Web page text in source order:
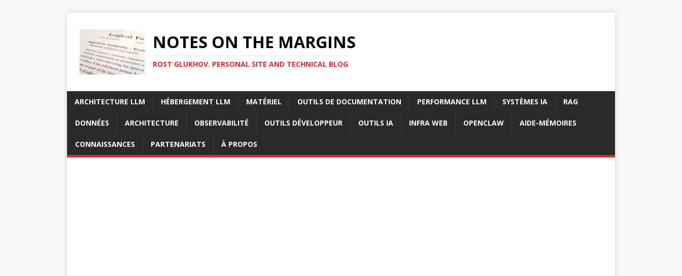
NOTES ON THE MARGINS
ROST GLUKHOV. PERSONAL SITE AND TECHNICAL BLOG
ARCHITECTURE LLM HÉBERGEMENT LLM MATÉRIEL OUTILS DE DOCUMENTATION PERFORMANCE LLM SYSTÈMES IA RAG
DONNÉES ARCHITECTURE OBSERVABILITÉ OUTILS DÉVELOPPEUR OUTILS IA INFRA WEB OPENCLAW AIDE-MÉMOIRES
CONNAISSANCES PARTENARIATS À PROPOS